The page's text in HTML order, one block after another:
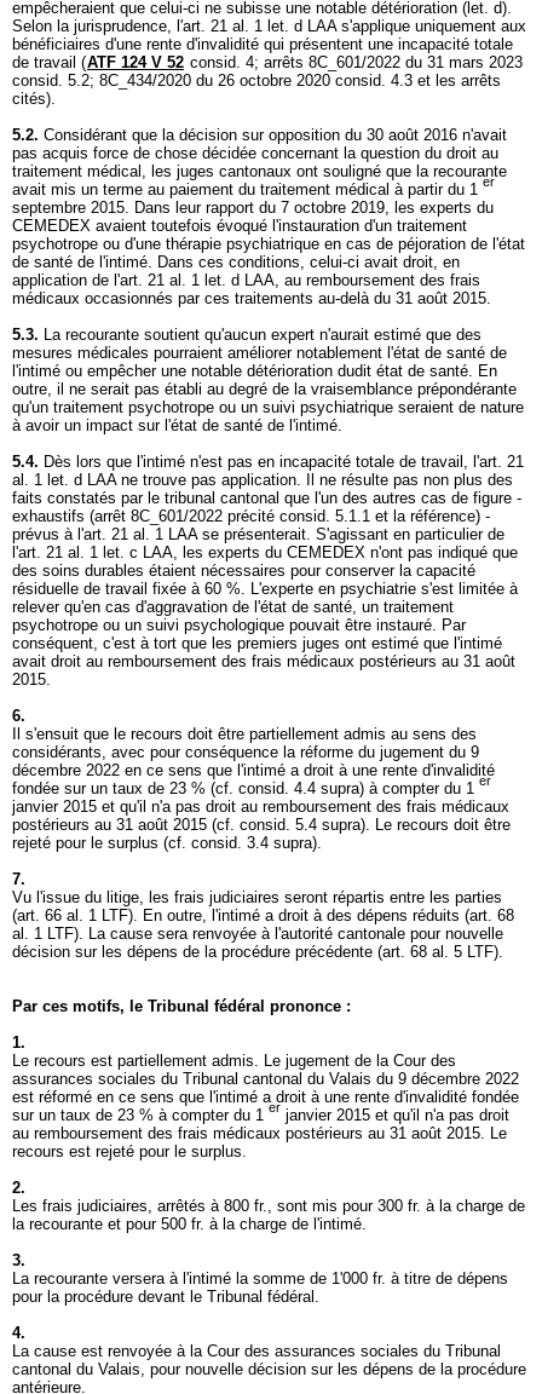
empêcheraient que celui-ci ne subisse une notable détérioration (let. d).
Selon la jurisprudence, l'art. 21 al. 1 let. d LAA s'applique uniquement aux
bénéficiaires d'une rente d'invalidité qui présentent une incapacité totale
de travail (ATF 124 V 52 consid. 4; arrêts 8C_601/2022 du 31 mars 2023
consid. 5.2; 8C_434/2020 du 26 octobre 2020 consid. 4.3 et les arrêts
cités).
5.2. Considérant que la décision sur opposition du 30 août 2016 n'avait
pas acquis force de chose décidée concernant la question du droit au
traitement médical, les juges cantonaux ont souligné que la recourante
avait mis un terme au paiement du traitement médical à partir du 1 er
septembre 2015. Dans leur rapport du 7 octobre 2019, les experts du
CEMEDEX avaient toutefois évoqué l'instauration d'un traitement
psychotrope ou d'une thérapie psychiatrique en cas de péjoration de l'état
de santé de l'intimé. Dans ces conditions, celui-ci avait droit, en
application de l'art. 21 al. 1 let. d LAA, au remboursement des frais
médicaux occasionnés par ces traitements au-delà du 31 août 2015.
5.3. La recourante soutient qu'aucun expert n'aurait estimé que des
mesures médicales pourraient améliorer notablement l'état de santé de
l'intimé ou empêcher une notable détérioration dudit état de santé. En
outre, il ne serait pas établi au degré de la vraisemblance prépondérante
qu'un traitement psychotrope ou un suivi psychiatrique seraient de nature
à avoir un impact sur l'état de santé de l'intimé.
5.4. Dès lors que l'intimé n'est pas en incapacité totale de travail, l'art. 21
al. 1 let. d LAA ne trouve pas application. Il ne résulte pas non plus des
faits constatés par le tribunal cantonal que l'un des autres cas de figure -
exhaustifs (arrêt 8C_601/2022 précité consid. 5.1.1 et la référence) -
prévus à l'art. 21 al. 1 LAAse présenterait. S'agissant en particulier de
l'art. 21 al. 1 let. c LAA, les experts du CEMEDEX n'ont pas indiqué que
des soins durables étaient nécessaires pour conserver la capacité
résiduelle de travail fixée à 60 %. L'experte en psychiatrie s'est limitée à
relever qu'en cas d'aggravation de l'état de santé, un traitement
psychotrope ou un suivi psychologique pouvait être instauré. Par
conséquent, c'est à tort que les premiers juges ont estimé que l'intimé
avait droit au remboursement des frais médicaux postérieurs au 31 août
2015.
6.
Il s'ensuit que le recours doit être partiellement admis au sens des
considérants, avec pour conséquence la réforme du jugement du 9
décembre 2022 en ce sens que l'intimé a droit à une rente d'invalidité
fondée sur un taux de 23 % (cf. consid. 4.4 supra) à compter du 1 er
janvier 2015 et qu'il n'a pas droit au remboursement des frais médicaux
postérieurs au 31 août 2015 (cf. consid. 5.4 supra). Le recours doit être
rejeté pour le surplus (cf. consid. 3.4 supra).
7.
Vu l'issue du litige, les frais judiciaires seront répartis entre les parties
(art. 66 al. 1 LTF). En outre, l'intimé a droit à des dépens réduits (art. 68
al. 1 LTF). La cause sera renvoyée à l'autorité cantonale pour nouvelle
décision sur les dépens de la procédure précédente (art. 68 al. 5 LTF).
Par ces motifs, le Tribunal fédéral prononce :
1.
Le recours est partiellement admis. Le jugement de la Cour des
assurances sociales du Tribunal cantonal du Valais du 9 décembre 2022
est réformé en ce sens que l'intimé a droit à une rente d'invalidité fondée
sur un taux de 23 % à compter du 1 er janvier 2015 et qu'il n'a pas droit
au remboursement des frais médicaux postérieurs au 31 août 2015. Le
recours est rejeté pour le surplus.
2.
Les frais judiciaires, arrêtés à 800 fr., sont mis pour 300 fr. à la charge de
la recourante et pour 500 fr. à la charge de l'intimé.
3.
La recourante versera à l'intimé la somme de 1'000 fr. à titre de dépens
pour la procédure devant le Tribunal fédéral.
4.
La cause est renvoyée à la Cour des assurances sociales du Tribunal
cantonal du Valais, pour nouvelle décision sur les dépens de la procédure
antérieure.